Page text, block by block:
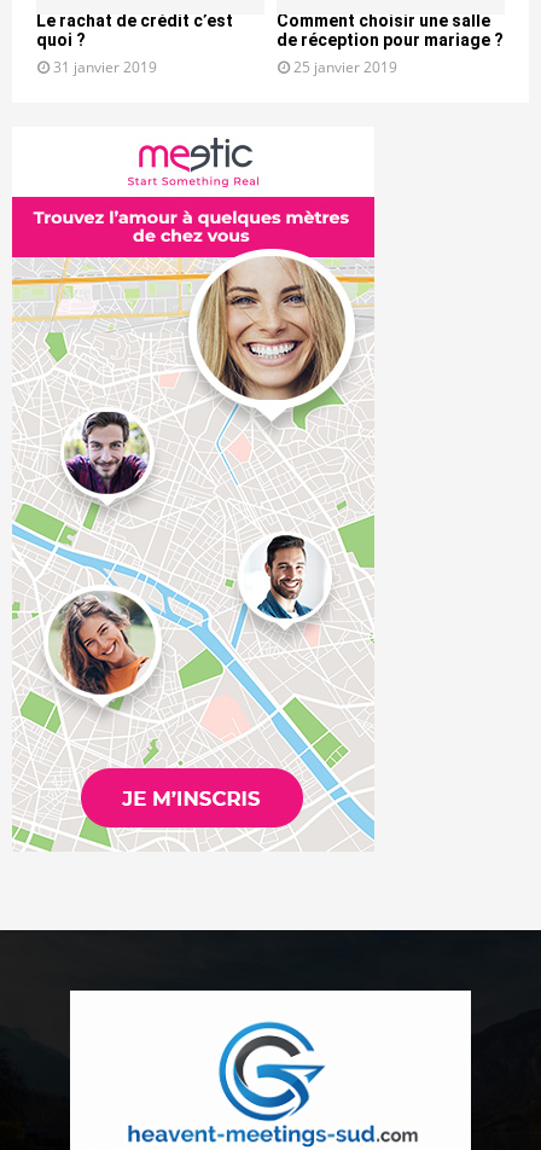
Le rachat de crédit c’est
quoi ?
31 janvier 2019
Comment choisir une salle
de réception pour mariage ?
25 janvier 2019